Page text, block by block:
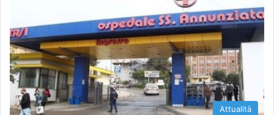
Attualità